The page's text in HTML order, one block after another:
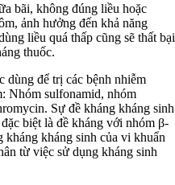
bãi, không đúng liều hoặc
ảnh hưởng đến khả năng
liều quá thấp cũng sẽ thất bại
thuốc.
dùng để trị các bệnh nhiễm
Nhóm sulfonamid, nhóm
Sự đề kháng kháng sinh
biệt là đề kháng với nhóm β-
kháng kháng sinh của vi khuẩn
từ việc sử dụng kháng sinh